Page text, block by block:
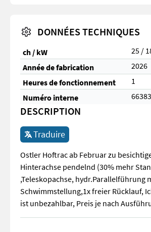
DONNÉES TECHNIQUES
ch / kW
25 /
Année de fabrication
2026
Heures de fonctionnement
1
Numéro interne
DESCRIPTION
Traduire
Ostler Hoftrac ab Februar zu
Hinterachse pendelnd (30% mehr
,Teleskopachse,
Schwimmstellung,1x freier Rücklauf,
ist unbezahlbar, Preis je nach
Ostler Hoftrac ab Februar zu